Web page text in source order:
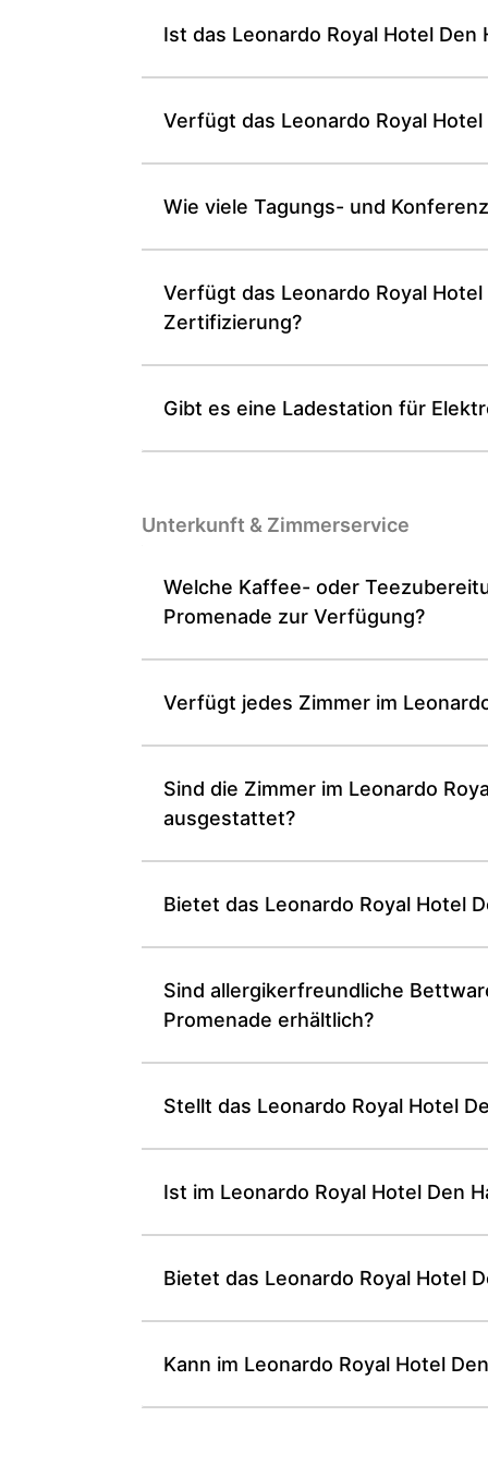
Ist das Leonardo Royal Hotel
Verfügt das Leonardo Royal
Wie viele Tagungs- und
Verfügt das Leonardo Royal
Zertifizierung?
Gibt es eine Ladestation für
Unterkunft & Zimmer­service
Welche Kaffee- oder
Promenade zur Verfügung?
Verfügt jedes Zimmer im
Sind die Zimmer im Leonardo
ausgestattet?
Bietet das Leonardo Royal Hotel
Sind allergikerfreundliche
Promenade erhältlich?
Stellt das Leonardo Royal Hotel
Ist im Leonardo Royal Hotel Den
Bietet das Leonardo Royal Hotel
Kann im Leonardo Royal Hotel